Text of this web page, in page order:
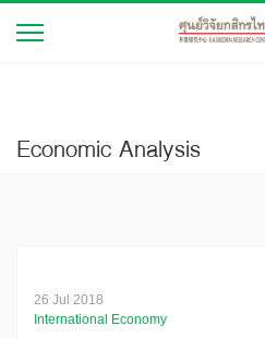
Economic Analysis
26 Jul 2018
International Economy